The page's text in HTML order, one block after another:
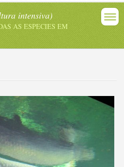
intensiva)
AS ESPECIES EM